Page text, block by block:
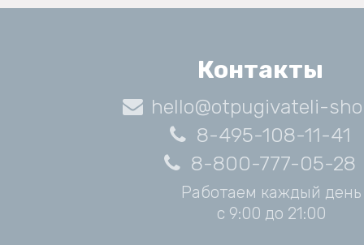
Контакты
hello@otpugivateli-
8-495-108-11-41
8-800-777-05-28
Работаем каждый день
с 9:00 до 21:00